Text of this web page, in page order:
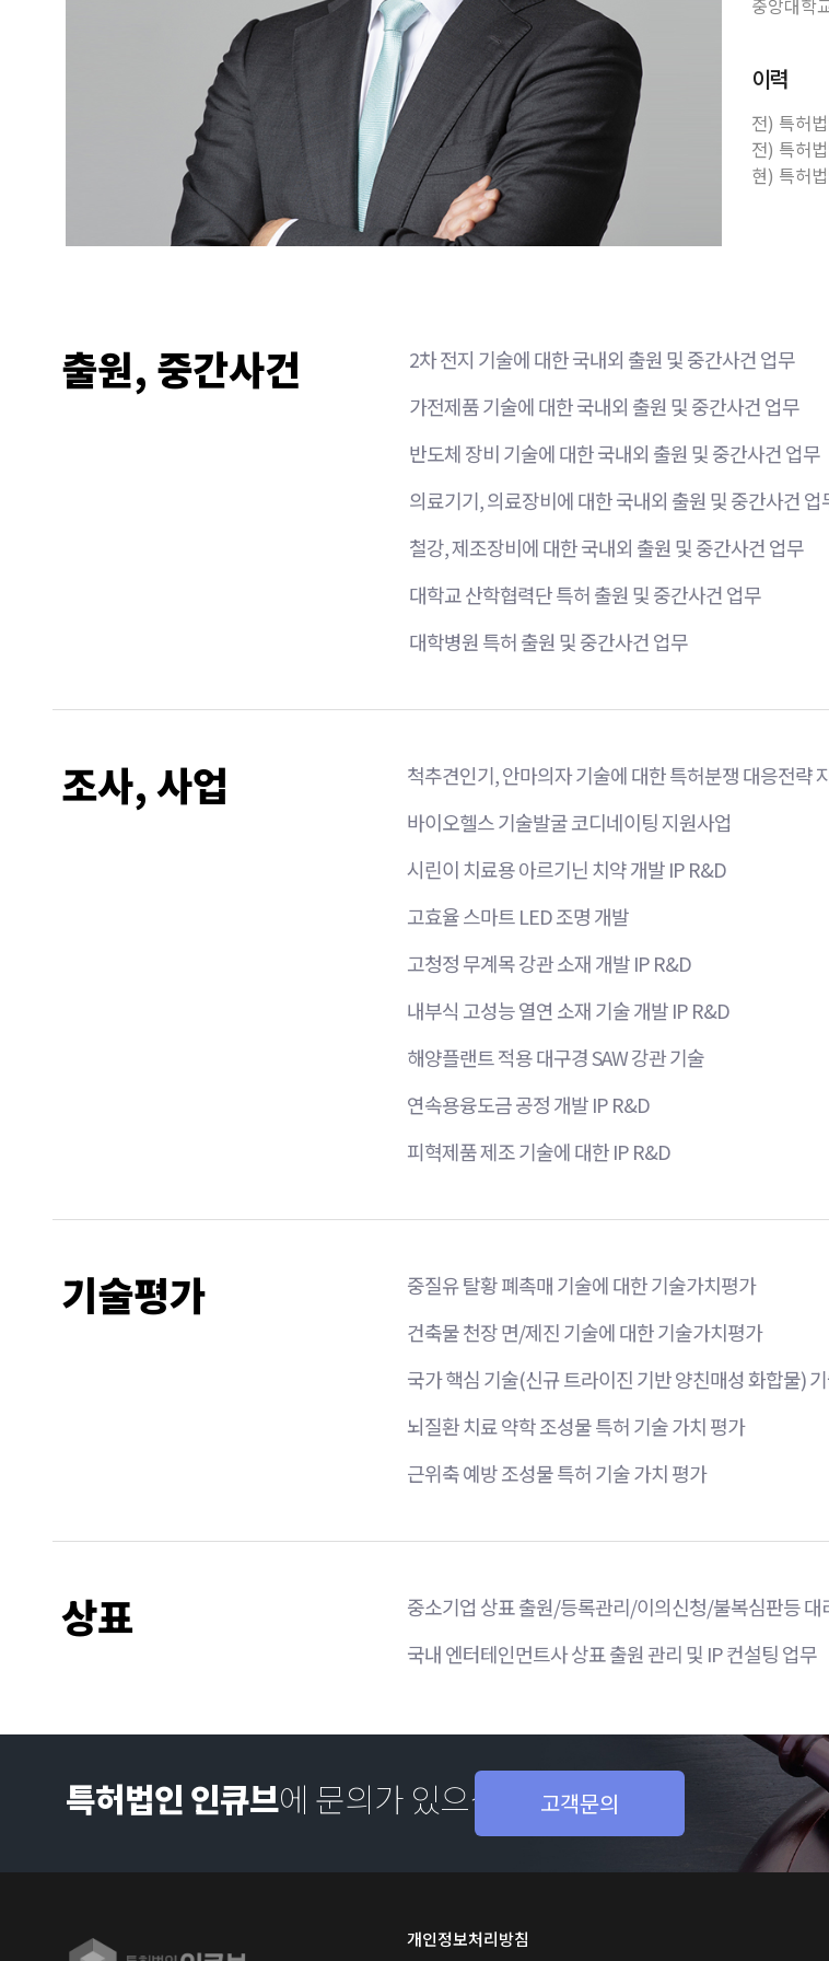
중앙대학
이력
전) 특허
전) 특허
현) 특허
출원, 중간사건
2차 전지 기술에 대한 국내외 출원 및 중간사건 업무
가전제품 기술에 대한 국내외 출원 및 중간사건 업무
반도체 장비 기술에 대한 국내외 출원 및 중간사건 업무
의료기기, 의료장비에 대한 국내외 출원 및 중간사건 업
철강, 제조장비에 대한 국내외 출원 및 중간사건 업무
대학교 산학협력단 특허 출원 및 중간사건 업무
대학병원 특허 출원 및 중간사건 업무
조사, 사업
척추견인기, 안마의자 기술에 대한 특허분쟁 대응전략
바이오헬스 기술발굴 코디네이팅 지원사업
시린이 치료용 아르기닌 치약 개발 IP R&D
고효율 스마트 LED 조명 개발
고청정 무계목 강관 소재 개발 IP R&D
내부식 고성능 열연 소재 기술 개발 IP R&D
해양플랜트 적용 대구경 SAW 강관 기술
연속용융도금 공정 개발 IP R&D
피혁제품 제조 기술에 대한 IP R&D
기술평가
중질유 탈황 폐촉매 기술에 대한 기술가치평가
건축물 천장 면/제진 기술에 대한 기술가치평가
국가 핵심 기술(신규 트라이진 기반 양친매성 화합물)
뇌질환 치료 약학 조성물 특허 기술 가치 평가
근위축 예방 조성물 특허 기술 가치 평가
상표
중소기업 상표 출원/등록관리/이의신청/불복심판등 대
국내 엔터테인먼트사 상표 출원 관리 및 IP 컨설팅 업무
특허법인 인큐브에 문의가 있으십니까?고객문의
개인정보처리방침